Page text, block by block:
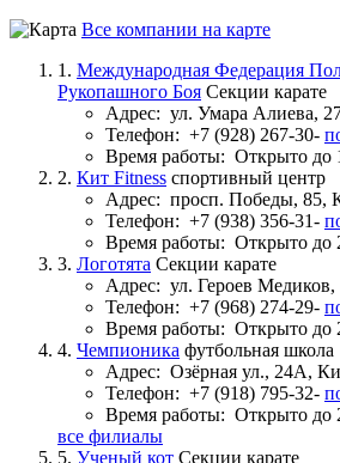
Все компании на карте
1. Международная Федерация
Рукопашного Боя Секции карате
Адрес: ул. Умара Алиева,
Телефон: +7 (928) 267-30-
Время работы: Открыто до
2. Кит Fitness спортивный центр
Адрес: просп. Победы, 85,
Телефон: +7 (938) 356-31-
Время работы: Открыто до
3. Логотята Секции карате
Адрес: ул. Героев
Телефон: +7 (968) 274-29-
Время работы: Открыто до
4. Чемпионика футбольная школа
Адрес: Озёрная ул., 24А,
Телефон: +7 (918) 795-32-
Время работы: Открыто до
все филиалы
5. Ученый кот Секции карате